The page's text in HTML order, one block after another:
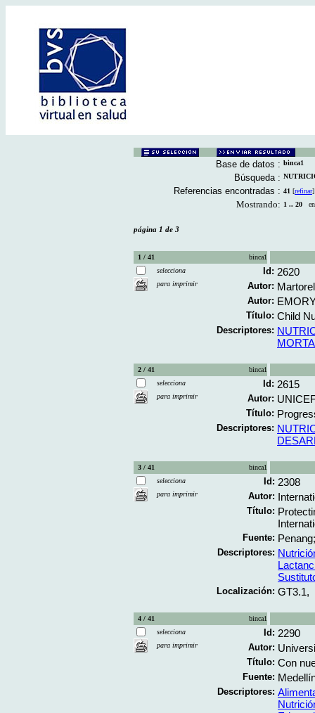
Base de datos : binca1
Búsqueda :
Referencias encontradas : 41 [refinar]
Mostrando: 1 .. 20 en
página 1 de 3
1 / 41
binca1
selecciona
para imprimir
Id: 2620
Autor:
Autor:
Título: Child
Descriptores:
2 / 41
binca1
selecciona
para imprimir
Id: 2615
Autor:
Título:
Descriptores:
3 / 41
binca1
selecciona
para imprimir
Id: 2308
Autor:
Título:
Fuente:
Descriptores:
Localización: GT3.1,
4 / 41
binca1
selecciona
para imprimir
Id: 2290
Autor:
Título: Con
Fuente:
Descriptores: